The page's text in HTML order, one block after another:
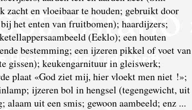
en vloeibaar te houden; gebruikt door
het enten van fruitbomen); haardijzers;
(Eeklo); een houten
bestemming; een ijzeren pikkel of voet van
gissen); keukengarnituur in gleiswerk;
plaat «God ziet mij, hier vloekt men niet !»;
ijzeren bol in hengsel (tegengewicht, uit
alaam uit een smis; gewoon aambeeld; enz ...